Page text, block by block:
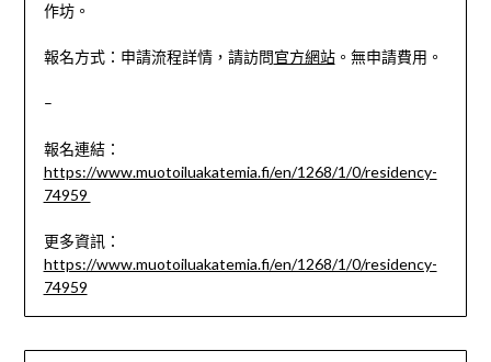
作坊。
報名方式：申請流程詳情，請訪問官方網站。無申請費用。
–
報名連結：
https://www.muotoiluakatemia.fi/en/1268/1/0/residency-
74959
更多資訊：
https://www.muotoiluakatemia.fi/en/1268/1/0/residency-
74959